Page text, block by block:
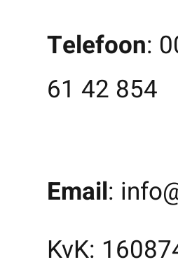
Telefoon:
61 42 854
Email:
KvK: